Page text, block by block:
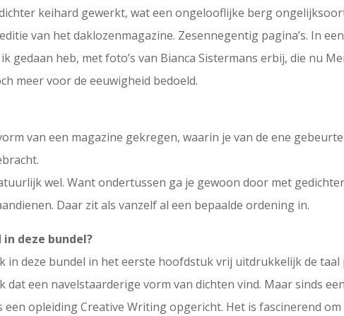
keihard gewerkt, wat een ongelooflijke berg
van het daklozenmagazine. Zesennegentig pagina’s. In
gedaan heb, met foto’s van Bianca Sistermans erbij, die nu
meer voor de eeuwigheid bedoeld.
van een magazine gekregen, waarin je van de ene
wel. Want ondertussen ga je gewoon door met
Daar zit als vanzelf al een bepaalde ordening in.
deze bundel?
in deze bundel in het eerste hoofdstuk vrij uitdrukkelijk de
dat een navelstaarderige vorm van dichten vind. Maar sinds
een opleiding Creative Writing opgericht. Het is fascinerend